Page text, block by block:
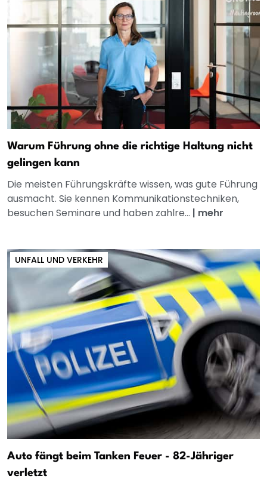
Warum Führung ohne die richtige Haltung nicht
gelingen kann
Die meisten Führungskräfte wissen, was gute Führung
ausmacht. Sie kennen Kommunikationstechniken,
besuchen Seminare und haben zahlre... | mehr
UNFALL UND VERKEHR
Auto fängt beim Tanken Feuer - 82-Jähriger
verletzt